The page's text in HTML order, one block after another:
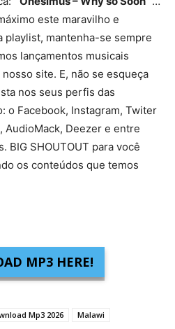
este maravilho e
playlist, mantenha-se sempre
lançamentos musicais
site. E, não se esqueça
nos seus perfis das
o Facebook, Instagram, Twiter
AudioMack, Deezer e entre
BIG SHOUTOUT para você
os conteúdos que temos
MP3 HERE!
Mp3 2026 Malawi